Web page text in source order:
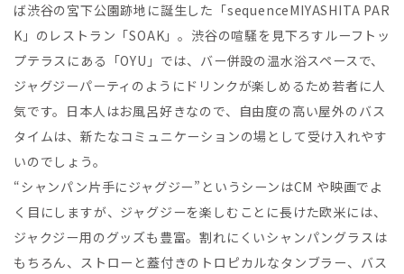
ば渋⾕の宮下公園跡地に誕⽣した「sequenceMIYASHITA PAR
K」のレストラン「SOAK」。渋⾕の喧騒を⾒下ろすルーフトッ
プテラスにある「OYU」では、バー併設の温⽔浴スペースで、
ジャグジーパーティのようにドリンクが楽しめるため若者に⼈
気です。⽇本⼈はお⾵呂好きなので、⾃由度の⾼い屋外のバス
タイムは、新たなコミュニケーションの場として受け⼊れやす
いのでしょう。
“シャンパン⽚⼿にジャグジー”というシーンはCM や映画でよ
く⽬にしますが、ジャグジーを楽しむことに⻑けた欧⽶には、
ジャクジー⽤のグッズも豊富。割れにくいシャンパングラスは
もちろん、ストローと蓋付きのトロピカルなタンブラー、バス